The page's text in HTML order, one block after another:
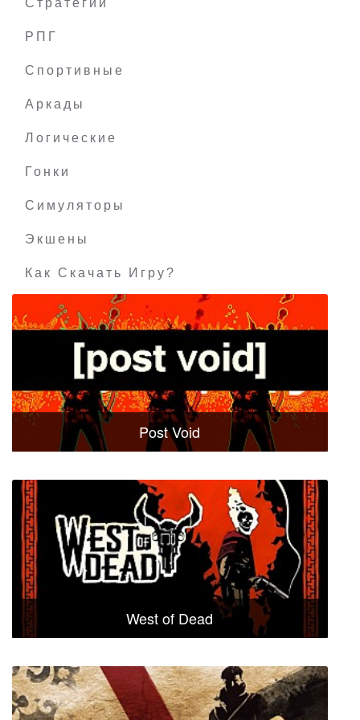
РПГ
Спортивные
Аркады
Логические
Гонки
Симуляторы
Экшены
Как Скачать Игру?
Post Void
West of Dead